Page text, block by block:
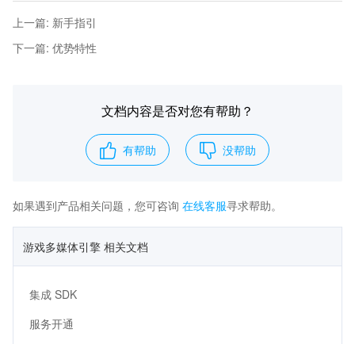
上一篇: 新手指引
下一篇: 优势特性
文档内容是否对您有帮助？
有帮助 没帮助
如果遇到产品相关问题，您可咨询 在线客服寻求帮助。
游戏多媒体引擎 相关文档
集成 SDK
服务开通